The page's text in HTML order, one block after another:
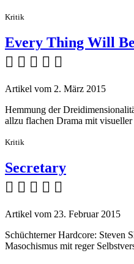
Kritik
Every Thing Will
    
Artikel vom 2. März 2015
Hemmung der
allzu flachen Drama mit
Kritik
Secretary
    
Artikel vom 23. Februar 2015
Schüchterner Hardcore: Steven
Masochismus mit reger